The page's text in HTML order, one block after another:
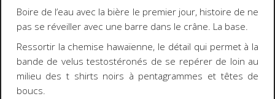
Boire de l’eau avec la bière le premier jour, histoire de ne
pas se réveiller avec une barre dans le crâne. La base.
Ressortir la chemise hawaïenne, le détail qui permet à la
bande de velus testostéronés de se repérer de loin au
milieu des t shirts noirs à pentagrammes et têtes de
boucs.